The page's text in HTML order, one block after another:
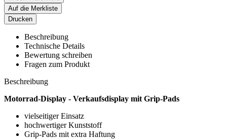
Auf die Merkliste
Drucken
Beschreibung
Technische Details
Bewertung schreiben
Fragen zum Produkt
Beschreibung
Motorrad-Display - Verkaufsdisplay mit Grip-Pads
vielseitiger Einsatz
hochwertiger Kunststoff
Grip-Pads mit extra Haftung